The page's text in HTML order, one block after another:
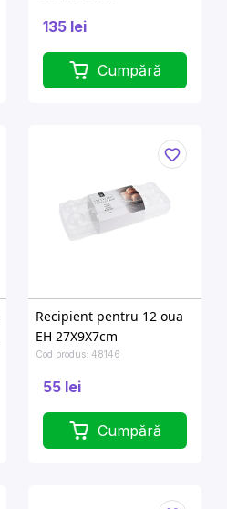
135 lei
Cumpără
Recipient pentru 12 oua
EH 27X9X7cm
Cod produs: 48146
55 lei
Cumpără